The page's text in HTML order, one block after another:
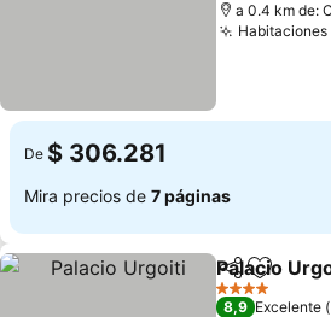
a 0.4 km de:
De $ 306.281
Mira precios de 7 páginas
Compartir
Palacio
4 Estrellas
8,9 Excelente